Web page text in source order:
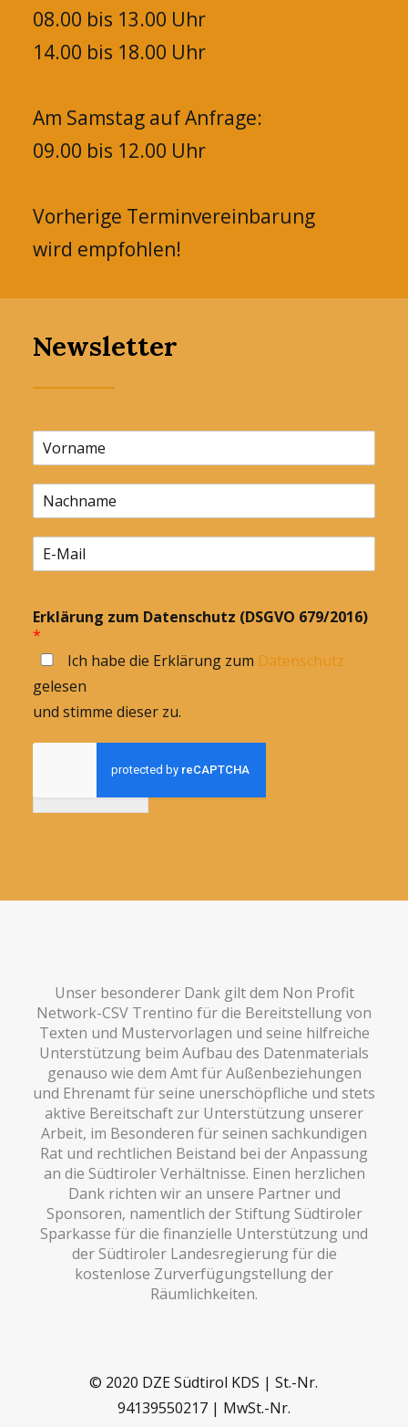
08.00 bis 13.00 Uhr
14.00 bis 18.00 Uhr
Am Samstag auf Anfrage:
09.00 bis 12.00 Uhr
Vorherige Terminvereinbarung
wird empfohlen!
Newsletter
Erklärung zum Datenschutz (DSGVO 679/2016)
*
Ich habe die Erklärung zum Datenschutz
gelesen
und stimme dieser zu.
Unser besonderer Dank gilt dem Non Profit
Network-CSV Trentino für die Bereitstellung von
Texten und Mustervorlagen und seine hilfreiche
Unterstützung beim Aufbau des Datenmaterials
genauso wie dem Amt für Außenbeziehungen
und Ehrenamt für seine unerschöpfliche und stets
aktive Bereitschaft zur Unterstützung unserer
Arbeit, im Besonderen für seinen sachkundigen
Rat und rechtlichen Beistand bei der Anpassung
an die Südtiroler Verhältnisse. Einen herzlichen
Dank richten wir an unsere Partner und
Sponsoren, namentlich der Stiftung Südtiroler
Sparkasse für die finanzielle Unterstützung und
der Südtiroler Landesregierung für die
kostenlose Zurverfügungstellung der
Räumlichkeiten.
© 2020 DZE Südtirol KDS | St.-Nr.
94139550217 | MwSt.-Nr.